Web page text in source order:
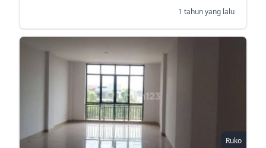
1 tahun yang lalu
Ruko